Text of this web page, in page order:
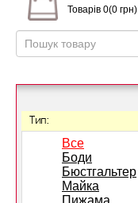
Товарів 0(0 грн)
Тип:
Все
Боди
Бюстгальтер
Майка
Пижама